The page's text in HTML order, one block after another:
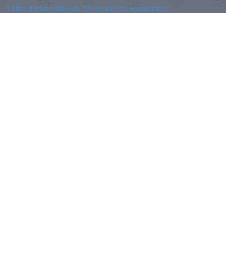
Lettre d'Information de l'Université de Boumerdes